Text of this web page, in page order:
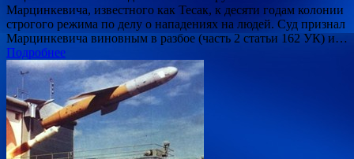
Марцинкевича, известного как Тесак, к десяти годам колонии
строгого режима по делу о нападениях на людей. Суд признал
Марцинкевича виновным в разбое (часть 2 статьи 162 УК) и…
Подробнее